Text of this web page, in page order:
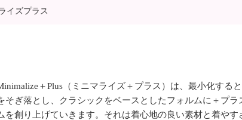
イズプラス
＋Plus（ミニマライズ＋プラス）は、最小化する
そぎ落とし、クラシックをベースとしたフォルムに＋プ
を創り上げていきます。それは着心地の良い素材と着や